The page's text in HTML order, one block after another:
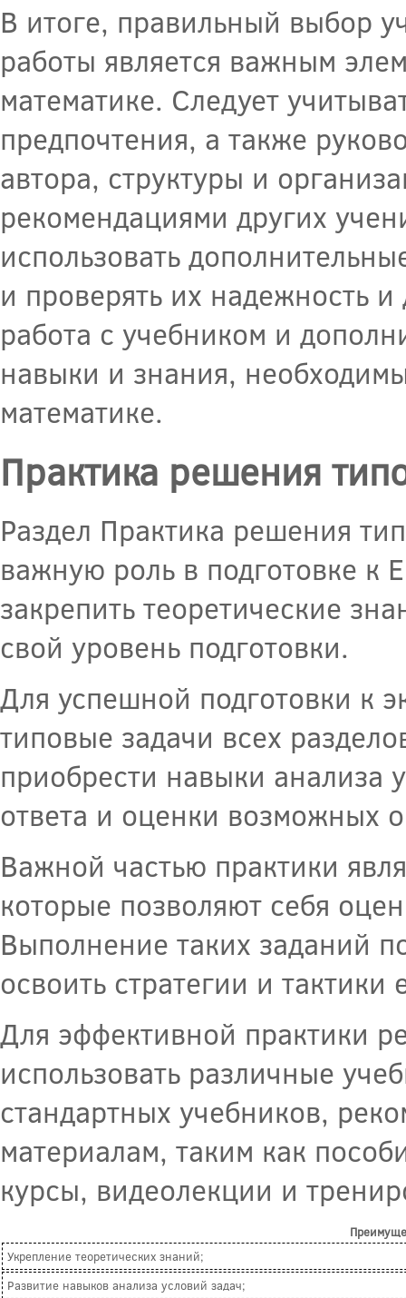
В итоге, правильный выбор
работы является важным
математике. Следует
предпочтения, а также
автора, структуры и
рекомендациями других
использовать
и проверять их надежность и
работа с учебником и
навыки и знания,
математике.
Практика решения
Раздел Практика решения
важную роль в подготовке к
закрепить теоретические
свой уровень подготовки.
Для успешной подготовки к
типовые задачи всех
приобрести навыки анализа
ответа и оценки возможных
Важной частью практики
которые позволяют себя
Выполнение таких заданий
освоить стратегии и тактики
Для эффективной практики
использовать различные
стандартных учебников,
материалам, таким как
курсы, видеолекции и
Укрепление теоретических знаний;
Развитие навыков анализа условий задач;